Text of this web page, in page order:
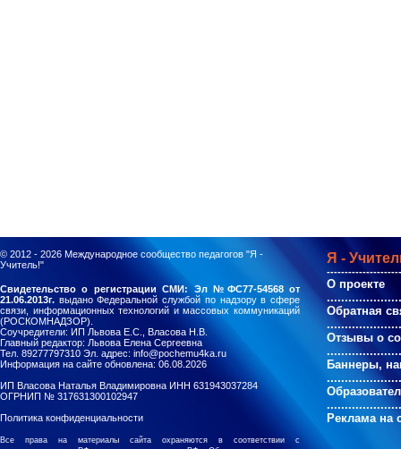
© 2012 - 2026 Международное сообщество педагогов "Я -
Учитель!"
Я -
О проекте
Обратная
Отзывы о
Баннеры,
Реклама на
Свидетельство о регистрации СМИ: Эл №ФС77-54568 от
21.06.2013г. выдано Федеральной службой по надзору в сфере
связи, информационных технологий и массовых коммуникаций
(РОСКОМНАДЗОР).
Соучредители: ИП Львова Е.С., Власова Н.В.
Главный редактор: Львова Елена Сергеевна
Тел. 89277797310 Эл. адрес: info@pochemu4ka.ru
Информация на сайте обновлена: 06.08.2026
ИП Власова Наталья Владимировна ИНН 631943037284
ОГРНИП № 317631300102947
Политика конфиденциальности
Все права на материалы сайта охраняются в соответствии с